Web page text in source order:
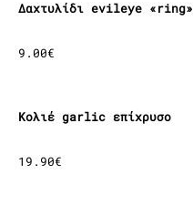
Δαχτυλίδι evileye «ring»
9.00€
Κολιέ garlic επίχρυσο
19.90€